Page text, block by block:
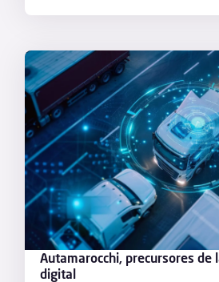
Autamarocchi, precursores de
digital